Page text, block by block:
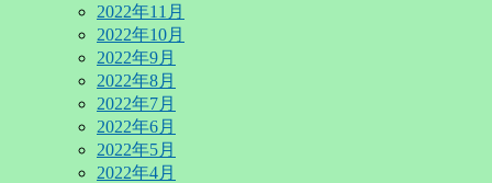
2022年11月
2022年10月
2022年9月
2022年8月
2022年7月
2022年6月
2022年5月
2022年4月